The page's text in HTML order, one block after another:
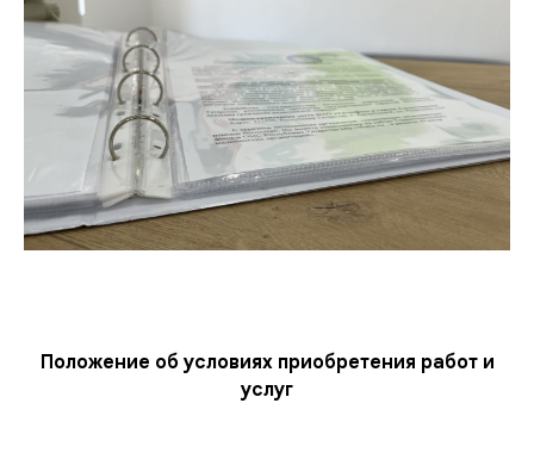
Положение об условиях приобретения работ и
услуг